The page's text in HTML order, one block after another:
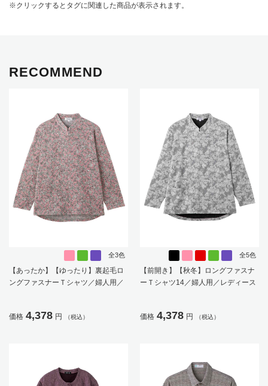
※クリックするとタグに関連した商品が表示されます。
RECOMMEND
全3色
【あったか】【ゆったり】裏起毛ロ
ングファスナーＴシャツ／婦人用／
／洗濯機OK／前ポケット／おしゃれ
価格 4,378 円 （税込）
全5色
【前開き】【秋冬】ロングファスナ
ーＴシャツ14／婦人用／レディース
ポケット／ギフト／プレゼント【C
価格 4,378 円 （税込）